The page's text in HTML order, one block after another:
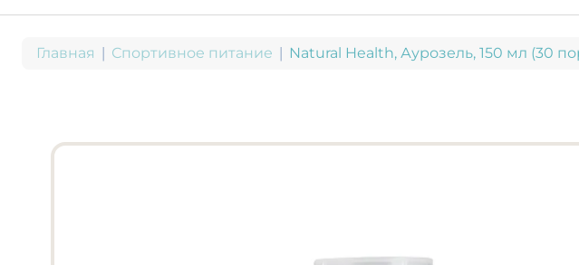
Главная Спортивное питание Natural Health, Аурозель, 150 мл (30